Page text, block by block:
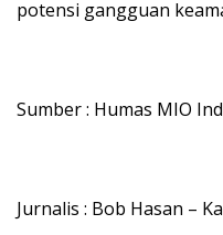
potensi gangguan
Sumber : Humas MIO
Jurnalis : Bob Hasan –